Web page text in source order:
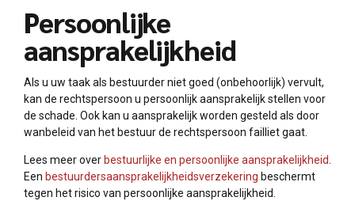
Persoonlijke
aansprakelijkheid
Als u uw taak als bestuurder niet goed (onbehoorlijk) vervult,
kan de rechtspersoon u persoonlijk aansprakelijk stellen voor
de schade. Ook kan u aansprakelijk worden gesteld als door
wanbeleid van het bestuur de rechtspersoon failliet gaat.
Lees meer over bestuurlijke en persoonlijke aansprakelijkheid
Een bestuurdersaansprakelijkheidsverzekering beschermt
tegen het risico van persoonlijke aansprakelijkheid.